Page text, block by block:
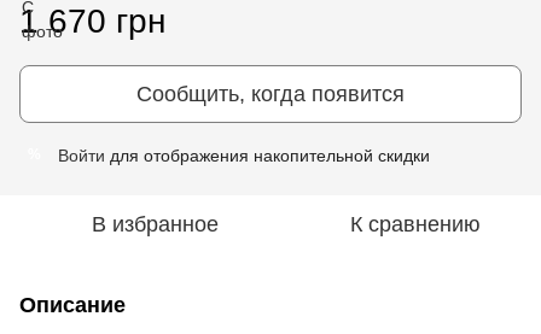
1 670 грн
Сообщить, когда появится
Войти для отображения накопительной скидки
В избранное К сравнению
Описание